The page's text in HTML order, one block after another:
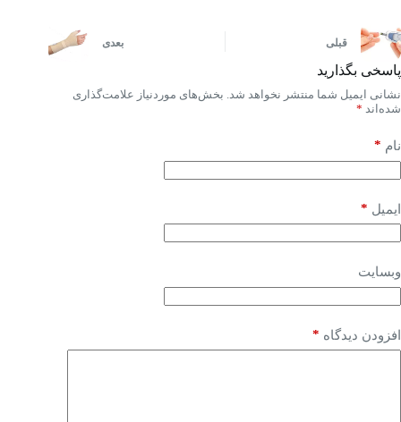
قبلی بعدی
پاسخی بگذارید
نشانی ایمیل شما منتشر نخواهد شد. بخش‌های موردنیاز علامت‌گذاری
شده‌اند *
نام *
ایمیل *
وبسایت
افزودن دیدگاه *